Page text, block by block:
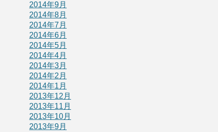
2014年9月
2014年8月
2014年7月
2014年6月
2014年5月
2014年4月
2014年3月
2014年2月
2014年1月
2013年12月
2013年11月
2013年10月
2013年9月